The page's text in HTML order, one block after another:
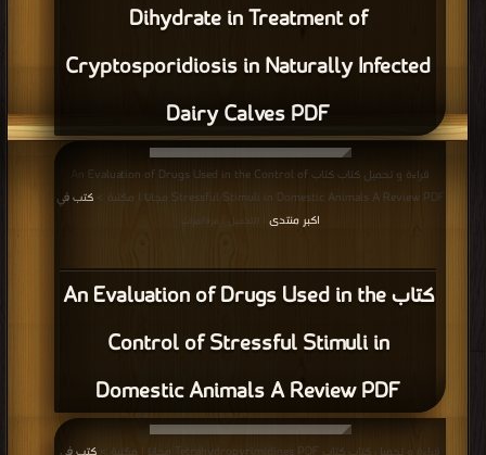
Dihydrate in Treatment of
Cryptosporidiosis in Naturally Infected
Dairy Calves PDF
كتاب An Evaluation of Drugs Used in the
Control of Stressful Stimuli in
Domestic Animals A Review PDF
قراءة و تحميل كتاب كتاب An Evaluation of Drugs Used in the Control of
Stressful Stimuli in Domestic Animals A Review PDF مجانا | مكتبة >
كتب في
اكبر منتدى
| التحميل : مرة/مرات